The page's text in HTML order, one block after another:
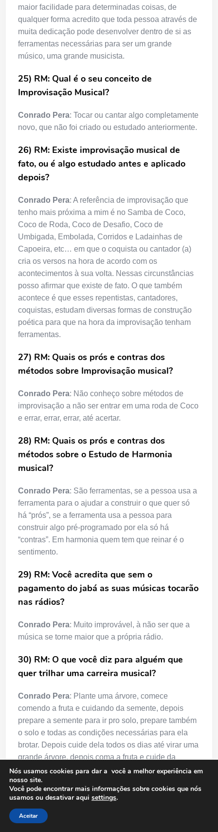
maior facilidade para determinadas coisas, de
qualquer forma acredito que toda pessoa através de
muita dedicação pode desenvolver dentro de si as
ferramentas necessárias para ser um grande
músico, uma grande musicista.
25) RM: Qual é o seu conceito de
Improvisação Musical?
Conrado Pera: Tocar ou cantar algo completamente
novo, que não foi criado ou estudado anteriormente.
26) RM: Existe improvisação musical de
fato, ou é algo estudado antes e aplicado
depois?
Conrado Pera: A referência de improvisação que
tenho mais próxima a mim é no Samba de Coco,
Coco de Roda, Coco de Desafio, Coco de
Umbigada, Embolada, Corridos e Ladainhas de
Capoeira, etc… em que o coquista ou cantador (a)
cria os versos na hora de acordo com os
acontecimentos à sua volta. Nessas circunstâncias
posso afirmar que existe de fato. O que também
acontece é que esses repentistas, cantadores,
coquistas, estudam diversas formas de construção
poética para que na hora da improvisação tenham
ferramentas.
27) RM: Quais os prós e contras dos
métodos sobre Improvisação musical?
Conrado Pera: Não conheço sobre métodos de
improvisação a não ser entrar em uma roda de Coco
e errar, errar, errar, até acertar.
28) RM: Quais os prós e contras dos
métodos sobre o Estudo de Harmonia
musical?
Conrado Pera: São ferramentas, se a pessoa usa a
ferramenta para o ajudar a construir o que quer só
há “prós”, se a ferramenta usa a pessoa para
construir algo pré-programado por ela só há
“contras”. Em harmonia quem tem que reinar é o
sentimento.
29) RM: Você acredita que sem o
pagamento do jabá as suas músicas tocarão
nas rádios?
Conrado Pera: Muito improvável, à não ser que a
música se torne maior que a própria rádio.
30) RM: O que você diz para alguém que
quer trilhar uma carreira musical?
Conrado Pera: Plante uma árvore, comece
comendo a fruta e cuidando da semente, depois
prepare a semente para ir pro solo, prepare também
o solo e todas as condições necessárias para ela
brotar. Depois cuide dela todos os dias até virar uma
grande árvore, depois coma a fruta e cuide da
semente, depois prepare a semente para ir pro solo.
31) RM: Quais os prós e contras do Festival
de Música?
Nós usamos cookies para dar a você a melhor experiência em
nosso site.
Você pode encontrar mais informações sobre cookies que nós
usamos ou desativar aqui settings.
Aceitar